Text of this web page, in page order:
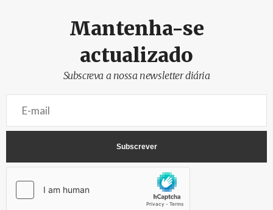
Mantenha-se
actualizado
Subscreva a nossa newsletter diária